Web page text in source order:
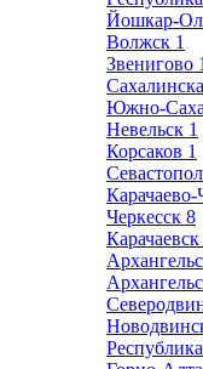
Йошкар-
Волжск 1
Звенигово 1
Южно-
Невельск 1
Корсаков 1
Карачаево-
Черкесск 8
Карачаевск